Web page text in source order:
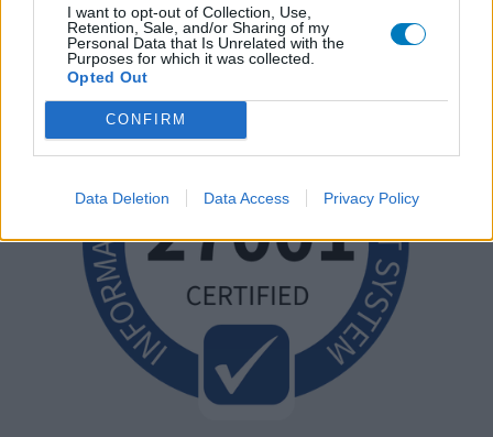
I want to opt-out of Collection, Use,
Retention, Sale, and/or Sharing of my
Personal Data that Is Unrelated with the
Purposes for which it was collected.
Opted Out
CONFIRM
Data Deletion Data Access Privacy Policy